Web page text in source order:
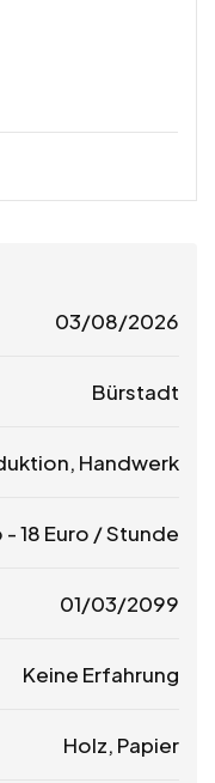
03/08/2026
Bürstadt
Handwerk
-18 Euro / Stunde
01/03/2099
Keine Erfahrung
Holz, Papier